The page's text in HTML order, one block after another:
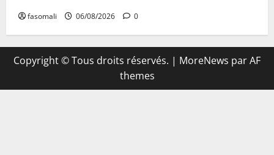
fasomali 06/08/2026 0
Copyright © Tous droits réservés. | MoreNews par AF
themes